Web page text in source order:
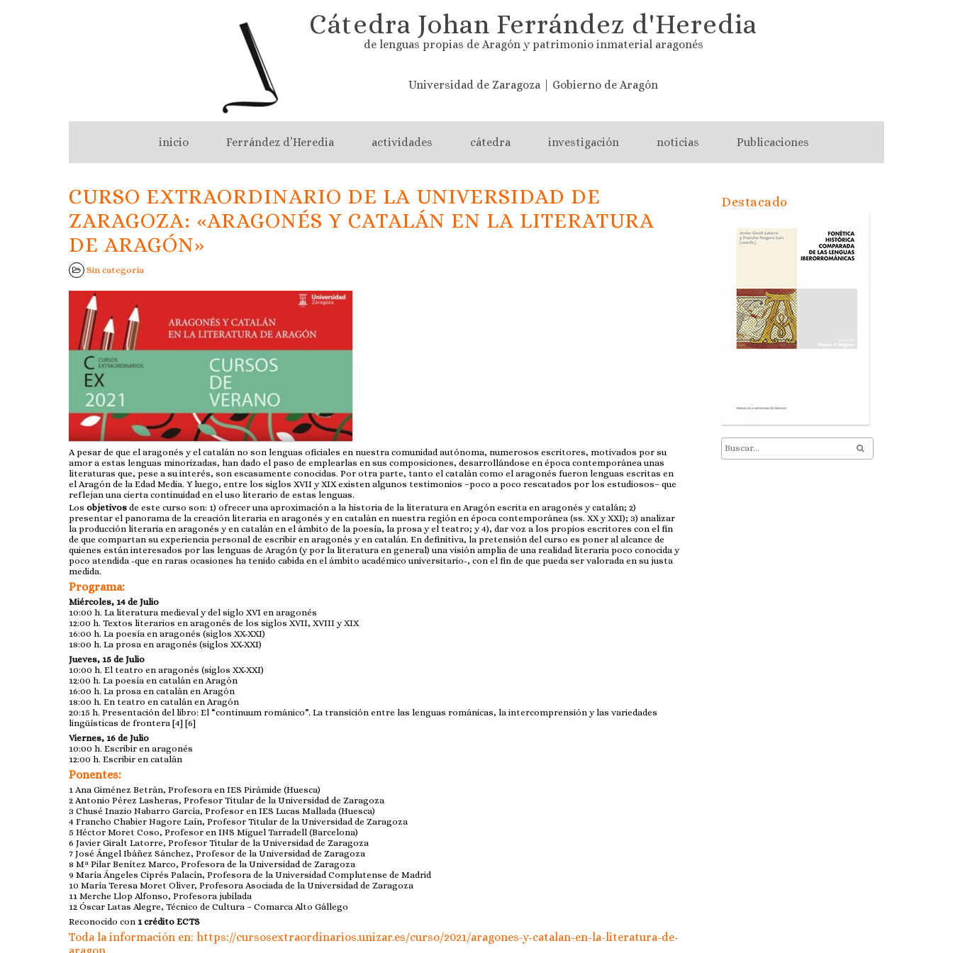
Cátedra Johan Ferrández d'Heredia
de lenguas propias de Aragón y patrimonio inmaterial aragonés
Universidad de Zaragoza | Gobierno de Aragón
inicio Ferrández d’Heredia actividades cátedra investigación noticias Publicaciones
CURSO EXTRAORDINARIO DE LA UNIVERSIDAD DE
ZARAGOZA: «ARAGONÉS Y CATALÁN EN LA LITERATURA
DE ARAGÓN»
Sin categoría
A pesar de que el aragonés y el catalán no son lenguas oficiales en nuestra comunidad autónoma, numerosos escritores, motivados por su
amor a estas lenguas minorizadas, han dado el paso de emplearlas en sus composiciones, desarrollándose en época contemporánea unas
literaturas que, pese a su interés, son escasamente conocidas. Por otra parte, tanto el catalán como el aragonés fueron lenguas escritas en
el Aragón de la Edad Media. Y luego, entre los siglos XVII y XIX existen algunos testimonios –poco a poco rescatados por los estudiosos– que
reflejan una cierta continuidad en el uso literario de estas lenguas.
Los objetivos de este curso son: 1) ofrecer una aproximación a la historia de la literatura en Aragón escrita en aragonés y catalán; 2)
presentar el panorama de la creación literaria en aragonés y en catalán en nuestra región en época contemporánea (ss. XX y XXI); 3) analizar
la producción literaria en aragonés y en catalán en el ámbito de la poesía, la prosa y el teatro; y 4), dar voz a los propios escritores con el fin
de que compartan su experiencia personal de escribir en aragonés y en catalán. En definitiva, la pretensión del curso es poner al alcance de
quienes están interesados por las lenguas de Aragón (y por la literatura en general) una visión amplia de una realidad literaria poco conocida y
poco atendida -que en raras ocasiones ha tenido cabida en el ámbito académico universitario-, con el fin de que pueda ser valorada en su justa
medida.
Programa:
Miércoles, 14 de Julio
10:00 h. La literatura medieval y del siglo XVI en aragonés
12:00 h. Textos literarios en aragonés de los siglos XVII, XVIII y XIX
16:00 h. La poesía en aragonés (siglos XX-XXI)
18:00 h. La prosa en aragonés (siglos XX-XXI)
Jueves, 15 de Julio
10:00 h. El teatro en aragonés (siglos XX-XXI)
12:00 h. La poesía en catalán en Aragón
16:00 h. La prosa en catalán en Aragón
18:00 h. En teatro en catalán en Aragón
20:15 h. Presentación del libro: El “continuum románico”. La transición entre las lenguas románicas, la intercomprensión y las variedades
lingüísticas de frontera [4] [6]
Viernes, 16 de Julio
10:00 h. Escribir en aragonés
12:00 h. Escribir en catalán
Ponentes:
1 Ana Giménez Betrán, Profesora en IES Pirámide (Huesca)
2 Antonio Pérez Lasheras, Profesor Titular de la Universidad de Zaragoza
3 Chusé Inazio Nabarro García, Profesor en IES Lucas Mallada (Huesca)
4 Francho Chabier Nagore Laín, Profesor Titular de la Universidad de Zaragoza
5 Héctor Moret Coso, Profesor en INS Miguel Tarradell (Barcelona)
6 Javier Giralt Latorre, Profesor Titular de la Universidad de Zaragoza
7 José Ángel Ibáñez Sánchez, Profesor de la Universidad de Zaragoza
8 Mª Pilar Benítez Marco, Profesora de la Universidad de Zaragoza
9 María Ángeles Ciprés Palacín, Profesora de la Universidad Complutense de Madrid
10 María Teresa Moret Oliver, Profesora Asociada de la Universidad de Zaragoza
11 Merche Llop Alfonso, Profesora jubilada
12 Óscar Latas Alegre, Técnico de Cultura – Comarca Alto Gállego
Reconocido con 1 crédito ECTS
Toda la información en: https://cursosextraordinarios.unizar.es/curso/2021/aragones-y-catalan-en-la-literatura-de-
Destacado